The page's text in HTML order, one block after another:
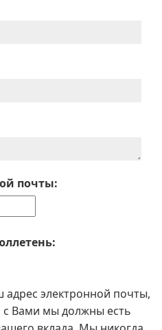
почты:
адрес электронной почты,
с Вами мы должны есть